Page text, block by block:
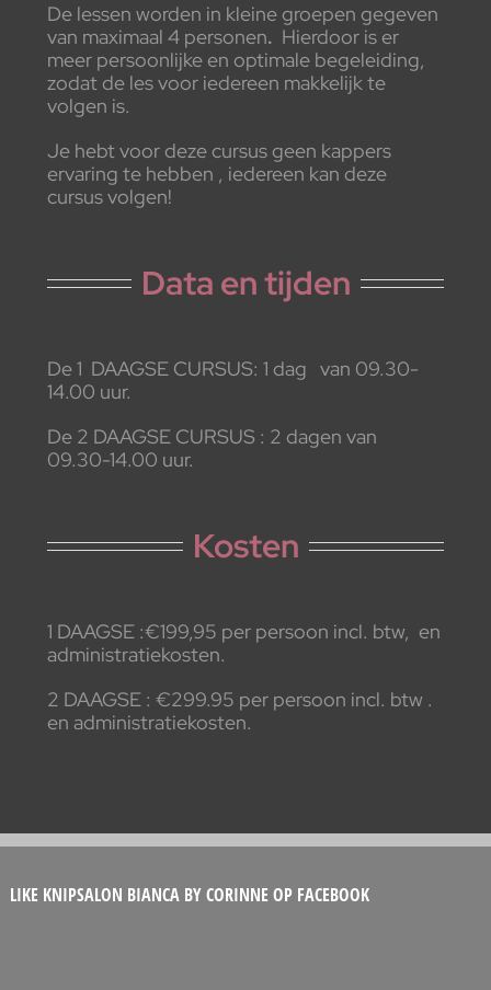
De lessen worden in kleine groepen gegeven
van maximaal 4 personen. Hierdoor is er
meer persoonlijke en optimale begeleiding,
zodat de les voor iedereen makkelijk te
volgen is.
Je hebt voor deze cursus geen kappers
ervaring te hebben , iedereen kan deze
cursus volgen!
Data en tijden
De 1 DAAGSE CURSUS: 1 dag van 09.30-
14.00 uur.
De 2 DAAGSE CURSUS : 2 dagen van
09.30-14.00 uur.
Kosten
1 DAAGSE :€199,95 per persoon incl. btw, en
administratiekosten.
2 DAAGSE : €299.95 per persoon incl. btw .
en administratiekosten.
LIKE KNIPSALON BIANCA BY CORINNE OP FACEBOOK